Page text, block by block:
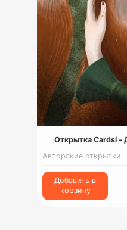
Открытка Cardsi -
Авторские открытки
Добавить в
корзину